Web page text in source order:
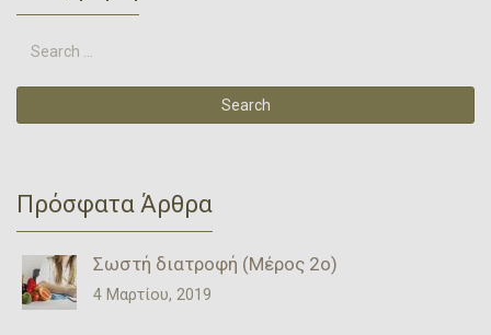
Πρόσφατα Άρθρα
Σωστή διατροφή (Μέρος 2ο)
4 Μαρτίου, 2019